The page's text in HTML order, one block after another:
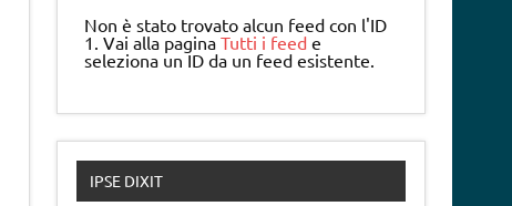
Non è stato trovato alcun feed con l'ID
1. Vai alla paginaTutti i feed e
seleziona un ID da un feed esistente.
IPSE DIXIT